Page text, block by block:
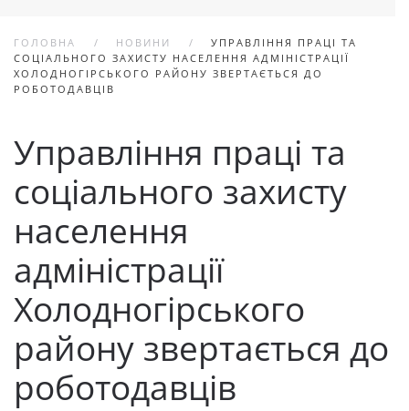
ГОЛОВНА НОВИНИ
УПРАВЛІННЯ ПРАЦІ ТА
СОЦІАЛЬНОГО ЗАХИСТУ НАСЕЛЕННЯ АДМІНІСТРАЦІЇ
ХОЛОДНОГІРСЬКОГО РАЙОНУ ЗВЕРТАЄТЬСЯ ДО
РОБОТОДАВЦІВ
Управління праці та
соціального захисту
населення
адміністрації
Холодногірського
району звертається до
роботодавців